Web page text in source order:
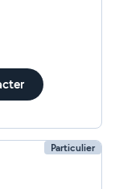
Particulier